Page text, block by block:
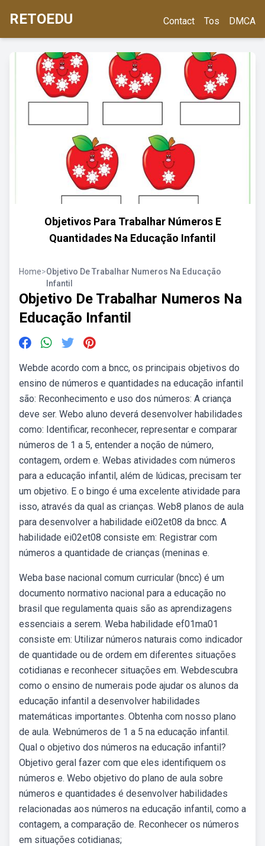
RETOEDU Contact Tos DMCA
Objetivos Para Trabalhar Números E
Quantidades Na Educação Infantil
Home>Objetivo De Trabalhar Numeros Na Educação
Infantil
Objetivo De Trabalhar Numeros Na
Educação Infantil
Webde acordo com a bncc, os principais objetivos do
ensino de números e quantidades na educação infantil
são: Reconhecimento e uso dos números: A criança
deve ser. Webo aluno deverá desenvolver habilidades
como: Identificar, reconhecer, representar e comparar
números de 1 a 5, entender a noção de número,
contagem, ordem e. Webas atividades com números
para a educação infantil, além de lúdicas, precisam ter
um objetivo. E o bingo é uma excelente atividade para
isso, através da qual as crianças. Web8 planos de aula
para desenvolver a habilidade ei02et08 da bncc. A
habilidade ei02et08 consiste em: Registrar com
números a quantidade de crianças (meninas e.
Weba base nacional comum curricular (bncc) é um
documento normativo nacional para a educação no
brasil que regulamenta quais são as aprendizagens
essenciais a serem. Weba habilidade ef01ma01
consiste em: Utilizar números naturais como indicador
de quantidade ou de ordem em diferentes situações
cotidianas e reconhecer situações em. Webdescubra
como o ensino de numerais pode ajudar os alunos da
educação infantil a desenvolver habilidades
matemáticas importantes. Obtenha com nosso plano
de aula. Webnúmeros de 1 a 5 na educação infantil.
Qual o objetivo dos números na educação infantil?
Objetivo geral fazer com que eles identifiquem os
números e. Webo objetivo do plano de aula sobre
números e quantidades é desenvolver habilidades
relacionadas aos números na educação infantil, como a
contagem, a comparação de. Reconhecer os números
em situações cotidianas;